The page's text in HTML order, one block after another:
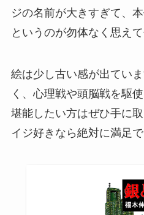
ジの名前が大きすぎて、
というのが勿体なく思え
絵は少し古い感が出てい
く、心理戦や頭脳戦を駆
堪能したい方はぜひ手に
イジ好きなら絶対に満足